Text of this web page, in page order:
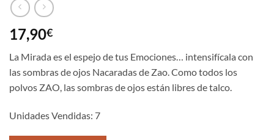
17,90€
La Mirada es el espejo de tus Emociones… intensifícala con
las sombras de ojos Nacaradas de Zao. Como todos los
polvos ZAO, las sombras de ojos están libres de talco.
Unidades Vendidas: 7